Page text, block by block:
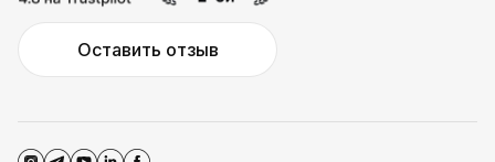
Оставить отзыв